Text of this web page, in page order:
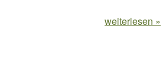
weiterlesen »